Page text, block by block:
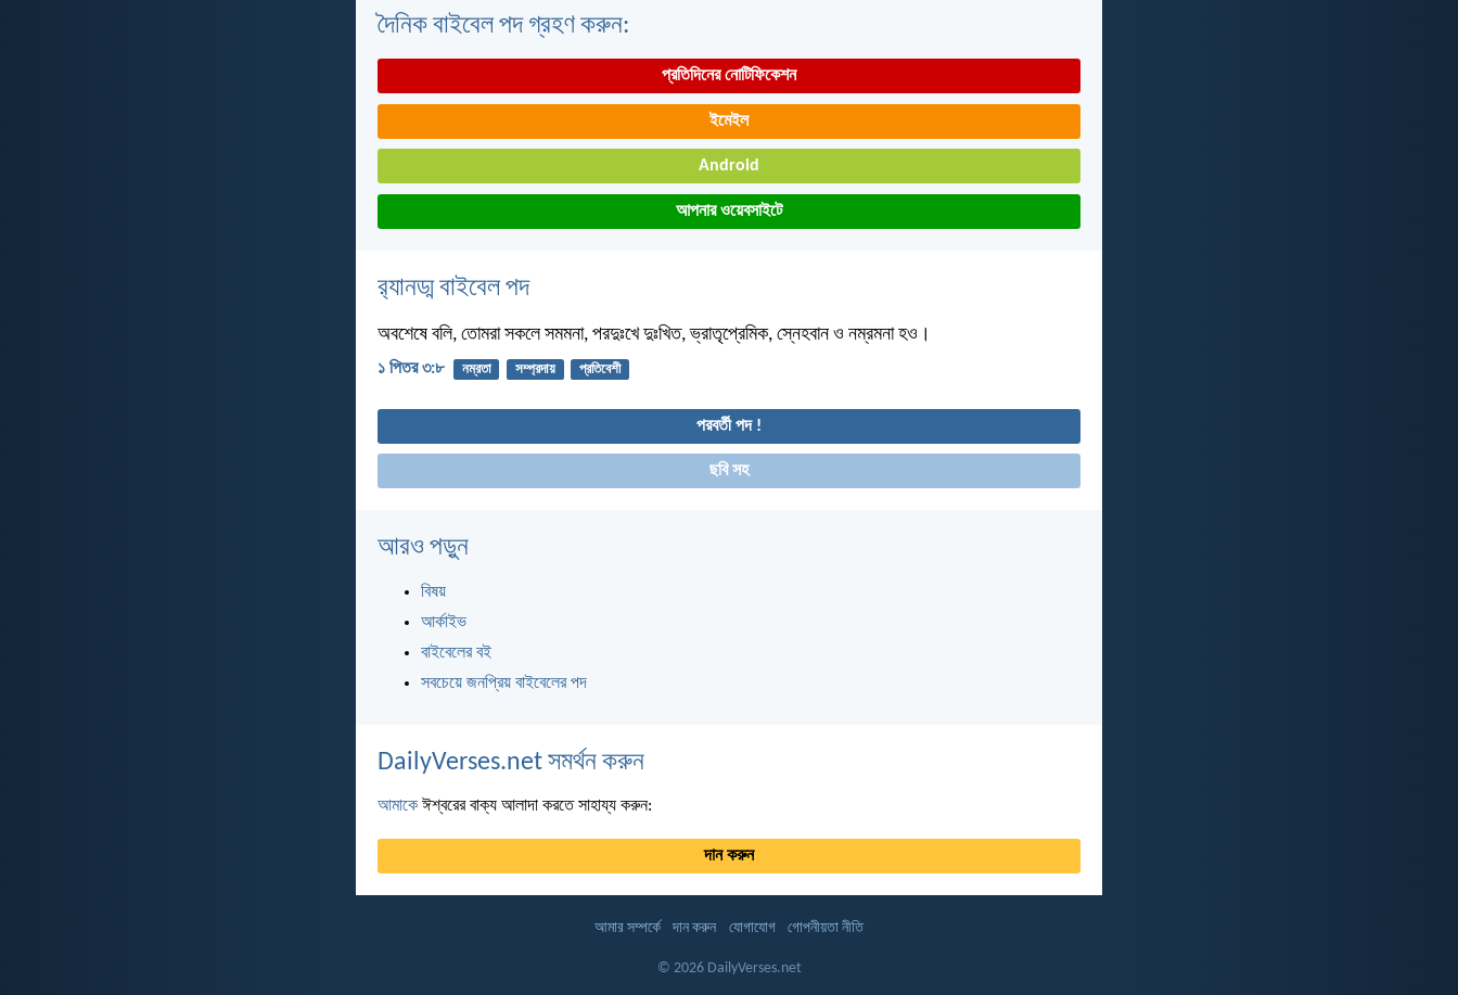
দৈনিক বাইবেল পদ গ্রহণ করুন:
প্রতিদিনের নোটিফিকেশন
ইমেইল
Android
আপনার ওয়েবসাইটে
র‌্যানড্ম বাইবেল পদ
অবশেষে বলি, তোমরা সকলে সমমনা, পরদুঃখে দুঃখিত, ভ্রাতৃপ্রেমিক, স্নেহবান ও নম্রমনা হও।
১ পিতর ৩:৮ নম্রতা সম্প্রদায় প্রতিবেশী
পরবর্তী পদ !
ছবি সহ
আরও পড়ুন
বিষয়
আর্কাইভ
বাইবেলের বই
সবচেয়ে জনপ্রিয় বাইবেলের পদ
DailyVerses.net সমর্থন করুন
আমাকে ঈশ্বরের বাক্য আলাদা করতে সাহায্য করুন:
দান করুন
আমার সম্পর্কে দান করুন যোগাযোগ গোপনীয়তা নীতি
© 2026 DailyVerses.net